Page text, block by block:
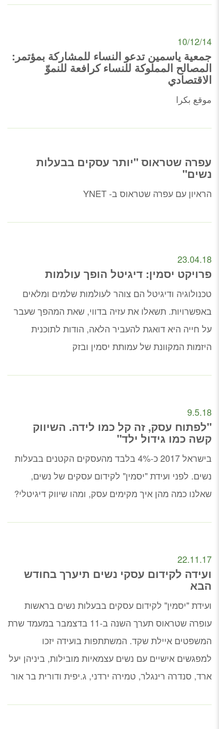
10/12/14
جمعية ياسمين تدعو النساء للمشاركة بمؤتمر:
المصالح المملوكة للنساء كرافعة للنموّ
الاقتصادي
موقع بكرا
עפרה שטראוס "יותר עסקים בבעלות
נשים"
הראיון עם עפרה שטראוס ב- YNET
23.04.18
פרויקט יסמין: דיגיטל הופך עולמות
טכנולוגיה ודיגיטל הם צוהר לעולמות שלמים ומלאים
באפשרויות. תשאלו את עזיה בדווי, שאת המהפך שעבר
על חייה היא דואגת להעביר הלאה, הודות לתוכנית
היזמות המקוונת של עמותת יסמין ובזק
9.5.18
"לפתוח עסק, זה קל כמו לידה. השיווק
קשה כמו גידול ילד"
בישראל 2017 כ-4% בלבד מהעסקים הקטנים בבעלות
נשים. לפני ועידת "יסמין" לקידום עסקים של נשים,
שאלנו כמה מהן איך מקימים עסק, ומהו שיווק דיגיטלי?
22.11.17
ועידה לקידום עסקי נשים תיערך בחודש
הבא
ועידת "יסמין" לקידום עסקים בבעלות נשים בראשות
עופרה שטראוס תערך השנה ב-11 בדצמבר במעמד שרת
המשפטים איילת שקד. המשתתפות בועידה יזכו
למפגשים אישיים עם נשים עצמאיות מובילות, ביניהן יעל
ארד, סנדרה רינגלר, טמירה ירדני, ג.יפית ודורית בר אור